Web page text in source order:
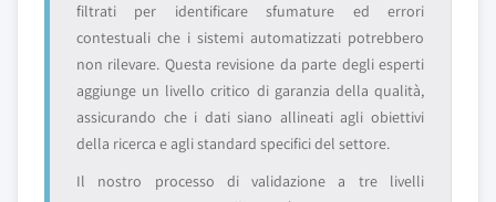
filtrati per identificare sfumature ed errori
contestuali che i sistemi automatizzati potrebbero
non rilevare. Questa revisione da parte degli esperti
aggiunge un livello critico di garanzia della qualità,
assicurando che i dati siano allineati agli obiettivi
della ricerca e agli standard specifici del settore.
Il nostro processo di validazione a tre livelli